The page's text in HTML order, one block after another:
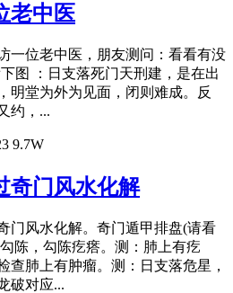
老中医
一位老中医，朋友测问：看看有没
图 ：日支落死门天刑建，是在出
明堂为外为见面，闭则难成。反
约，...
9.7W
奇门风水化解
门风水化解。奇门遁甲排盘(请看
陈，勾陈疙瘩。测：肺上有疙
查肺上有肿瘤。测：日支落危星，
破对应...